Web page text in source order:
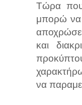
Τώρα που
μπορώ να
και
να